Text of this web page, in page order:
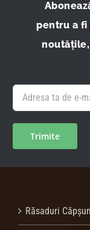
pentru a fi
Răsaduri